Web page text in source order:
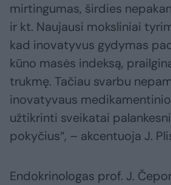
mirtingumas, širdies
ir kt. Naujausi moksliniai
kad inovatyvus gydymas
kūno masės indeksą,
trukmę. Tačiau svarbu
inovatyvaus
užtikrinti sveikatai
pokyčius“, – akcentuoja J.
Endokrinologas prof. J.